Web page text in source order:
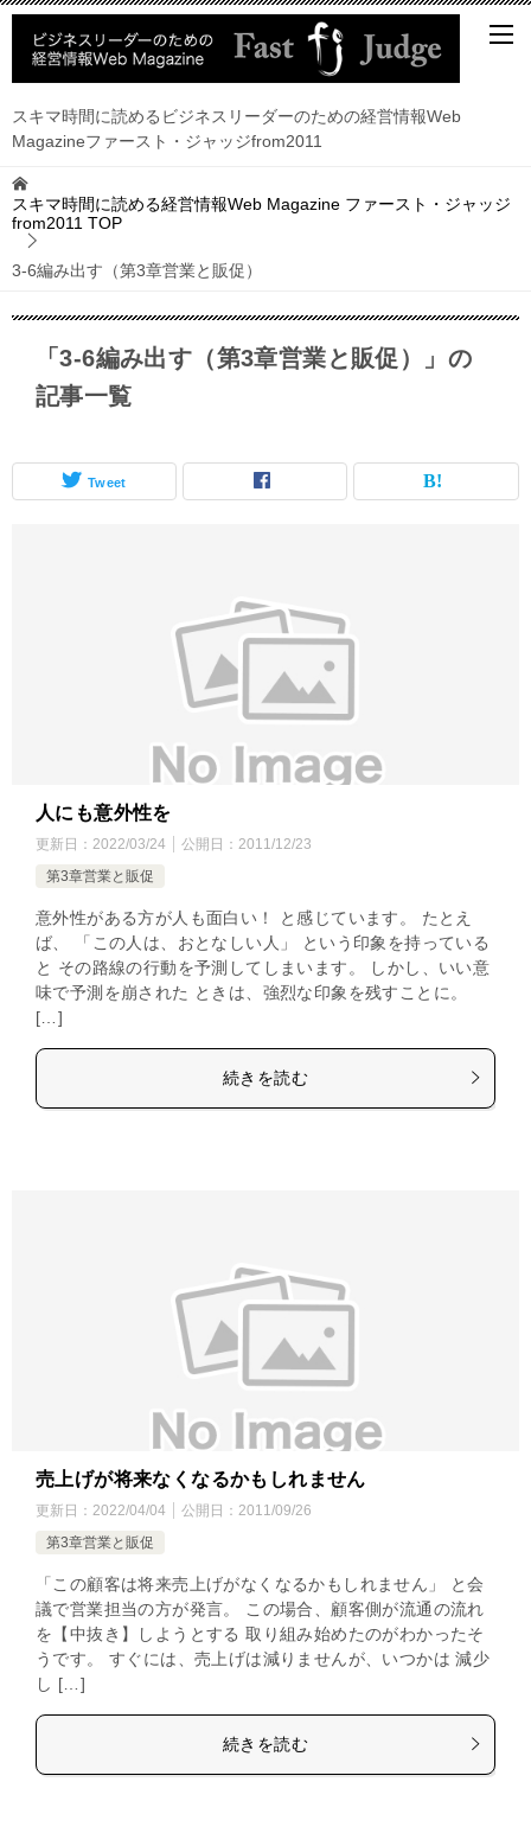
スキマ時間に読めるビジネスリーダーのための経営情報Web
Magazineファースト・ジャッジfrom2011
スキマ時間に読める経営情報Web Magazine ファースト・ジャッジ
from2011 TOP
3-6編み出す（第3章営業と販促）
「3-6編み出す（第3章営業と販促）」の
記事一覧
Tweet
人にも意外性を
更新日： 2022/03/24 公開日： 2011/12/23
第3章営業と販促
意外性がある方が人も面白い！ と感じています。 たとえ
ば、 「この人は、おとなしい人」 という印象を持っている
と その路線の行動を予測してしまいます。 しかし、いい意
味で予測を崩された ときは、強烈な印象を残すことに。
[…]
続きを読む
売上げが将来なくなるかもしれません
更新日： 2022/04/04 公開日： 2011/09/26
第3章営業と販促
「この顧客は将来売上げがなくなるかもしれません」 と会
議で営業担当の方が発言。 この場合、顧客側が流通の流れ
を【中抜き】しようとする 取り組み始めたのがわかったそ
うです。 すぐには、売上げは減りませんが、いつかは 減少
し […]
続きを読む